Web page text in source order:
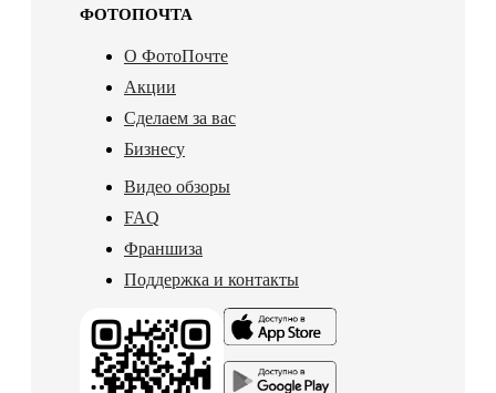
ФОТОПОЧТА
О ФотоПочте
Акции
Сделаем за вас
Бизнесу
Видео обзоры
FAQ
Франшиза
Поддержка и контакты